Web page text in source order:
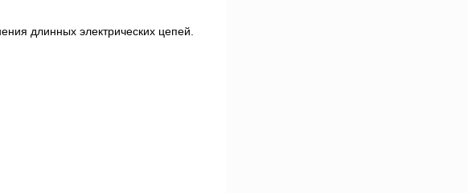
длинных электрических цепей.